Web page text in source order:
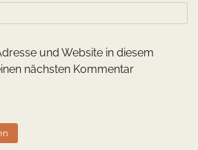
und Website in diesem
nächsten Kommentar